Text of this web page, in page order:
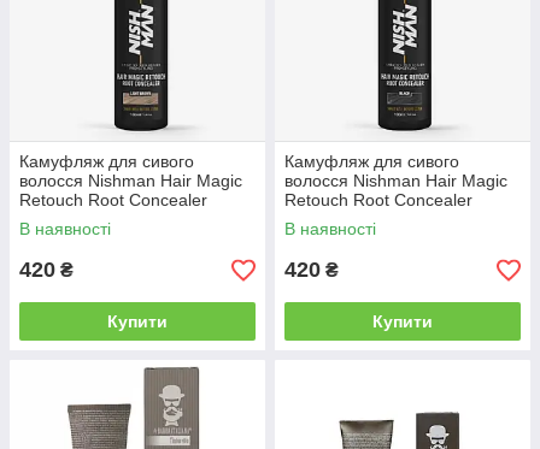
Камуфляж для сивого
волосся Nishman Hair Magic
Retouch Root Concealer
Світло-коричневий, 100мл
В наявності
420 ₴
Купити
Камуфляж для сивого
волосся Nishman Hair Magic
Retouch Root Concealer
Чорний, 100мл
В наявності
420 ₴
Купити